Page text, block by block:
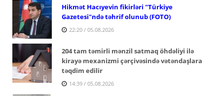
Hikmət Hacıyevin fikirləri "Türkiye
Gazetesi"ndə təhrif olunub (FOTO)
22:20 / 05.08.2026
204 tam təmirli mənzil satmaq öhdəliyi ilə
kirayə mexanizmi çərçivəsində vətəndaşlara
təqdim edilir
14:39 / 05.08.2026